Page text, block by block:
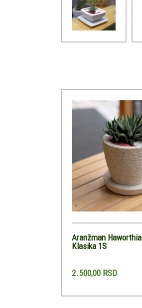
Aranžman Haworthia
Klasika 1S
2.500,00 RSD